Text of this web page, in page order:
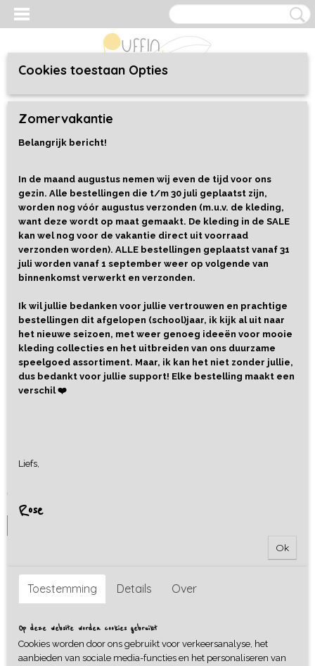
Sorteer op:
1 2 3 4 5 6 7 8 ••• 9
Rubber Bal Wereld - Little L
Deze mooie bal van Little L heeft een diameter van 13 cm.…
€ 9,90
Cookies toestaan Opties
Zomervakantie
Belangrijk bericht!
In de maand augustus nemen wij even de tijd voor ons
gezin. Alle bestellingen die t/m 30 juli geplaatst zijn,
worden nog vóór augustus verzonden (m.u.v. de kleding,
want deze wordt op maat gemaakt. De kleding in de SALE
kan wel nog voor de vakantie direct uit voorraad
verzonden worden). ALLE bestellingen geplaatst vanaf 31
juli worden vanaf 1 september weer op volgende van
binnenkomst verwerkt en verzonden.
Ik wil jullie bedanken voor jullie vertrouwen en prachtige
bestellingen dit afgelopen (school)jaar, ik kijk al uit naar
het nieuwe seizoen, met weer genoeg ideeën voor mooie
kleding collecties en het uitbreiden van ons duurzame
speelgoed assortiment. Maar, ik kan het niet zonder jullie,
dus bedankt voor jullie support! Elke bestelling maakt een
verschil ❤️
Liefs,
Rose
Ok
Toestemming Details Over
Op deze website worden cookies gebruikt
Cookies worden door ons gebruikt voor verkeersanalyse, het
aanbieden van sociale media-functies en het personaliseren van